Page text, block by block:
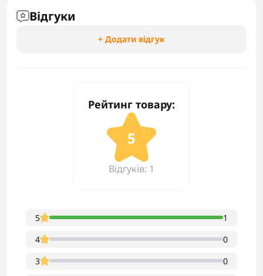
Відгуки
+ Додати відгук
Рейтинг товару:
5
Відгуків: 1
5
1
4
0
3
0